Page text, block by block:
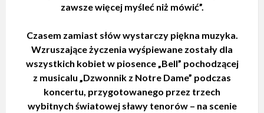
zawsze więcej myśleć niż mówić”.
Czasem zamiast słów wystarczy piękna muzyka.
Wzruszające życzenia wyśpiewane zostały dla
wszystkich kobiet w piosence „Bell” pochodzącej
z musicalu „Dzwonnik z Notre Dame” podczas
koncertu, przygotowanego przez trzech
wybitnych światowej sławy tenorów – na scenie